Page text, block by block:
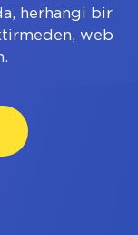
herhangi bir
web